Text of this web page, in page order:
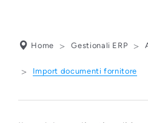
IMPORT
Home Gestionali ERP
Import documenti fornitore